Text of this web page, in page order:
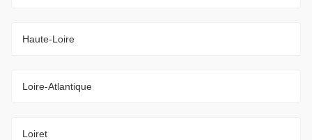
Haute-Loire
Loire-Atlantique
Loiret